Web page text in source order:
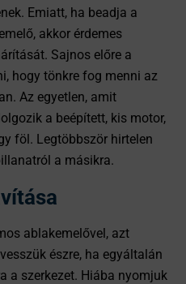
Emiatt, ha beadja a
akkor érdemes
Sajnos előre a
hogy tönkre fog menni az
Az egyetlen, amit
a beépített, kis motor,
föl. Legtöbbször hirtelen
a másikra.
ablakemelővel, azt
észre, ha egyáltalán
a szerkezet. Hiába nyomjuk